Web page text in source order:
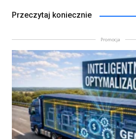
Przeczytaj koniecznie
Promocja